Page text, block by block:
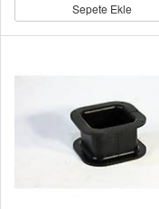
Sepete Ekle